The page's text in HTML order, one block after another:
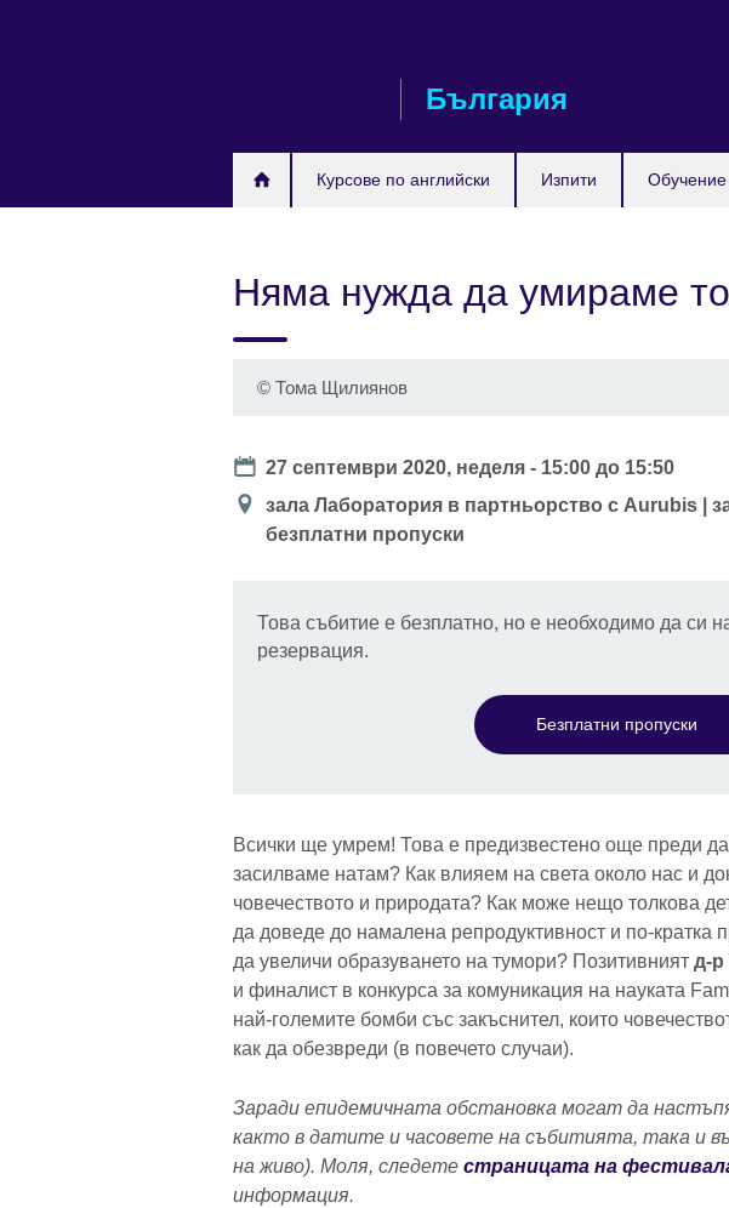
България
Курсове по английски Изпити Обучение
Няма нужда да умираме
© Тома Щилиянов
Date
27 септември 2020, неделя - 15:00 до 15:50
Location
зала Лаборатория в партньорство с Aurubis |
безплатни пропуски
Това събитие е безплатно, но е необходимо да си
резервация.
Безплатни пропуски
Всички ще умрем! Това е предизвестено още преди
засилваме натам? Как влияем на света около нас и
човечеството и природата? Как може нещо толкова
да доведе до намалена репродуктивност и по-кратка
да увеличи образуването на тумори? Позитивният д-
и финалист в конкурса за комуникация на науката
най-големите бомби със закъснител, които
как да обезвреди (в повечето случаи).
Заради епидемичната обстановка могат да
както в датите и часовете на събитията, така и
на живо). Моля, следете страницата на
информация.